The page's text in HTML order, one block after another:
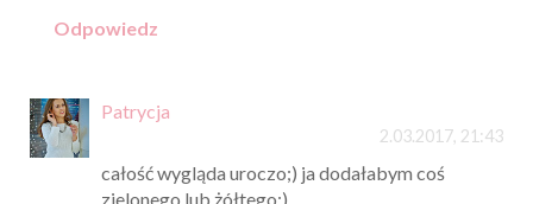
Odpowiedz
Patrycja
2.03.2017, 21:43
całość wygląda uroczo;) ja dodałabym coś
zielonego lub żółtego;)